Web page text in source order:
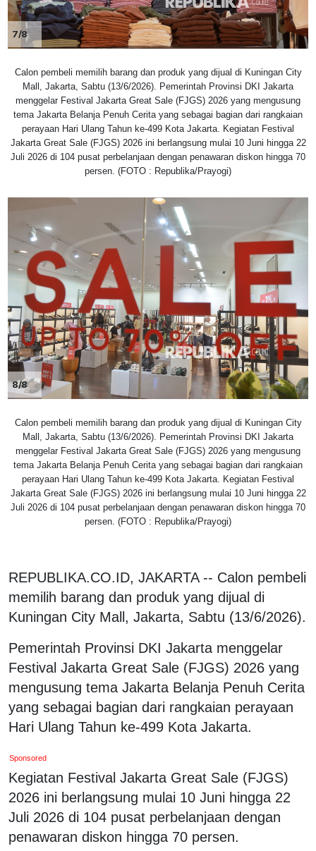
7/8
Calon pembeli memilih barang dan produk yang dijual di Kuningan City
Mall, Jakarta, Sabtu (13/6/2026). Pemerintah Provinsi DKI Jakarta
menggelar Festival Jakarta Great Sale (FJGS) 2026 yang mengusung
tema Jakarta Belanja Penuh Cerita yang sebagai bagian dari rangkaian
perayaan Hari Ulang Tahun ke-499 Kota Jakarta. Kegiatan Festival
Jakarta Great Sale (FJGS) 2026 ini berlangsung mulai 10 Juni hingga 22
Juli 2026 di 104 pusat perbelanjaan dengan penawaran diskon hingga 70
persen. (FOTO : Republika/Prayogi)
8/8
Calon pembeli memilih barang dan produk yang dijual di Kuningan City
Mall, Jakarta, Sabtu (13/6/2026). Pemerintah Provinsi DKI Jakarta
menggelar Festival Jakarta Great Sale (FJGS) 2026 yang mengusung
tema Jakarta Belanja Penuh Cerita yang sebagai bagian dari rangkaian
perayaan Hari Ulang Tahun ke-499 Kota Jakarta. Kegiatan Festival
Jakarta Great Sale (FJGS) 2026 ini berlangsung mulai 10 Juni hingga 22
Juli 2026 di 104 pusat perbelanjaan dengan penawaran diskon hingga 70
persen. (FOTO : Republika/Prayogi)
REPUBLIKA.CO.ID, JAKARTA -- Calon pembeli
memilih barang dan produk yang dijual di
Kuningan City Mall, Jakarta, Sabtu (13/6/2026).
Pemerintah Provinsi DKI Jakarta menggelar
Festival Jakarta Great Sale (FJGS) 2026 yang
mengusung tema Jakarta Belanja Penuh Cerita
yang sebagai bagian dari rangkaian perayaan
Hari Ulang Tahun ke-499 Kota Jakarta.
Sponsored
Kegiatan Festival Jakarta Great Sale (FJGS)
2026 ini berlangsung mulai 10 Juni hingga 22
Juli 2026 di 104 pusat perbelanjaan dengan
penawaran diskon hingga 70 persen.